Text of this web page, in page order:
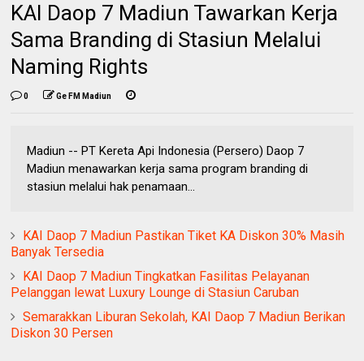
KAI Daop 7 Madiun Tawarkan Kerja
Sama Branding di Stasiun Melalui
Naming Rights
0 Ge FM Madiun
Madiun -- PT Kereta Api Indonesia (Persero) Daop 7
Madiun menawarkan kerja sama program branding di
stasiun melalui hak penamaan...
KAI Daop 7 Madiun Pastikan Tiket KA Diskon 30% Masih
Banyak Tersedia
KAI Daop 7 Madiun Tingkatkan Fasilitas Pelayanan
Pelanggan lewat Luxury Lounge di Stasiun Caruban
Semarakkan Liburan Sekolah, KAI Daop 7 Madiun Berikan
Diskon 30 Persen